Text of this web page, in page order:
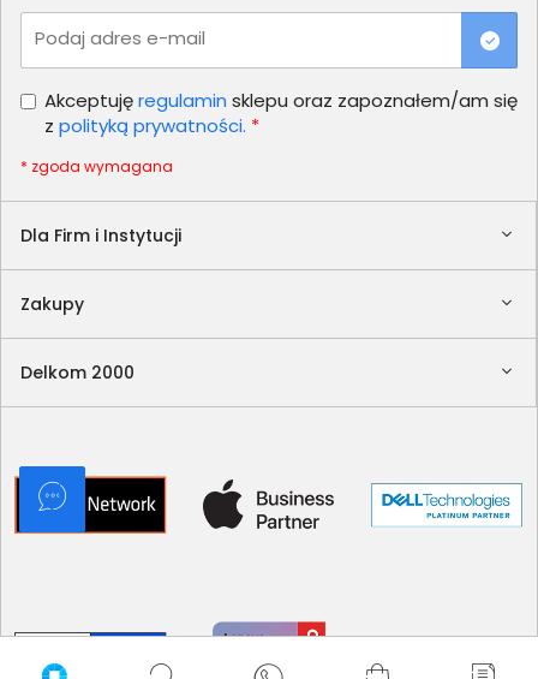
Dla Firm i Instytucji
Zakupy
Delkom 2000
Podaj adres e-mail
Akceptujęregulamin sklepu oraz zapoznałem/am się
z polityką prywatności. *
* zgoda wymagana